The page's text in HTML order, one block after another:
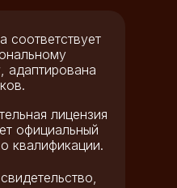
лицензия
официальный
квалификации.
соответствует
адаптирована